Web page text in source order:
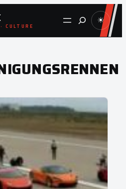
CULTURE Suche ☀